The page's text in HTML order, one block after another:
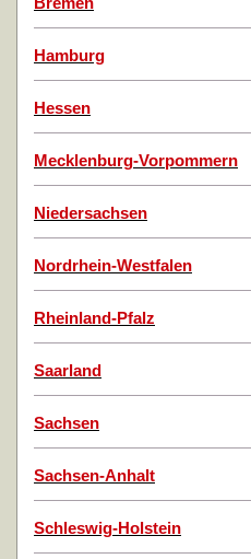
Hamburg
Hessen
Mecklenburg-Vorpommern
Niedersachsen
Nordrhein-Westfalen
Rheinland-Pfalz
Saarland
Sachsen
Sachsen-Anhalt
Schleswig-Holstein